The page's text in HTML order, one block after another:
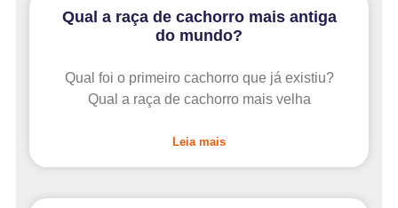
Qual a raça de cachorro mais antiga
do mundo?
Qual foi o primeiro cachorro que já existiu?
Qual a raça de cachorro mais velha
Leia mais